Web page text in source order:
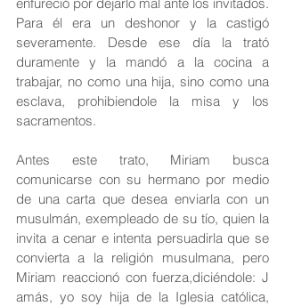
Para él era un deshonor y la castigó
severamente. Desde ese día la trató
duramente y la mandó a la cocina a
trabajar, no como una hija, sino como una
esclava, prohibiendole la misa y los
sacramentos.
Antes este trato, Miriam busca
comunicarse con su hermano por medio
de una carta que desea enviarla con un
musulmán, exempleado de su tío, quien la
invita a cenar e intenta persuadirla que se
convierta a la religión musulmana, pero
Miriam reaccionó con fuerza,diciéndole: J
amás, yo soy hija de la Iglesia católica,